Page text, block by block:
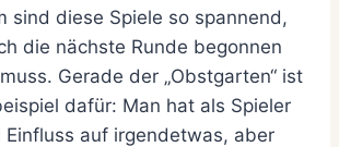
sind diese Spiele so spannend,
die nächste Runde begonnen
Gerade der „Obstgarten“ ist
dafür: Man hat als Spieler
Einfluss auf irgendetwas, aber